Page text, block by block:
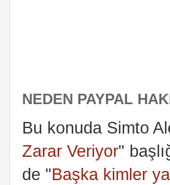
NEDEN PAYPAL
Bu konuda Simto
Zarar Veriyor"
de "Başka kimler